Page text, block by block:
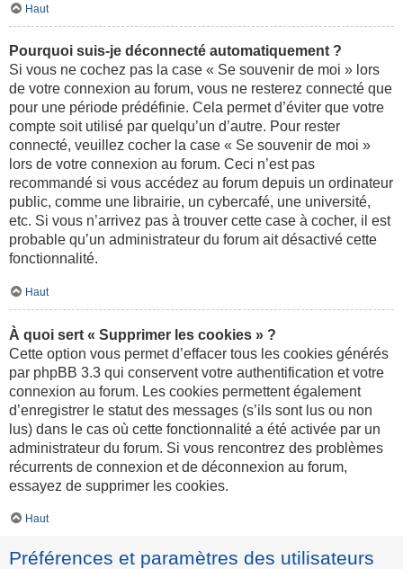
Haut
Pourquoi suis-je déconnecté automatiquement ?
Si vous ne cochez pas la case « Se souvenir de moi » lors
de votre connexion au forum, vous ne resterez connecté que
pour une période prédéfinie. Cela permet d’éviter que votre
compte soit utilisé par quelqu’un d’autre. Pour rester
connecté, veuillez cocher la case « Se souvenir de moi »
lors de votre connexion au forum. Ceci n’est pas
recommandé si vous accédez au forum depuis un ordinateur
public, comme une librairie, un cybercafé, une université,
etc. Si vous n’arrivez pas à trouver cette case à cocher, il est
probable qu’un administrateur du forum ait désactivé cette
fonctionnalité.
Haut
À quoi sert « Supprimer les cookies » ?
Cette option vous permet d’effacer tous les cookies générés
par phpBB 3.3 qui conservent votre authentification et votre
connexion au forum. Les cookies permettent également
d’enregistrer le statut des messages (s’ils sont lus ou non
lus) dans le cas où cette fonctionnalité a été activée par un
administrateur du forum. Si vous rencontrez des problèmes
récurrents de connexion et de déconnexion au forum,
essayez de supprimer les cookies.
Haut
Préférences et paramètres des utilisateurs